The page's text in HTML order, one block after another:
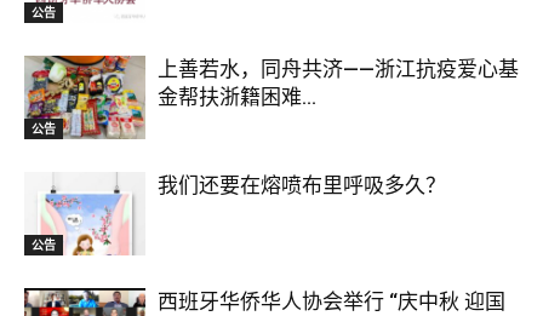
公告
公告
上善若水，同舟共济——浙江抗疫爱心基
金帮扶浙籍困难...
公告
我们还要在熔喷布里呼吸多久？
西班牙华侨华人协会举行 “庆中秋 迎国